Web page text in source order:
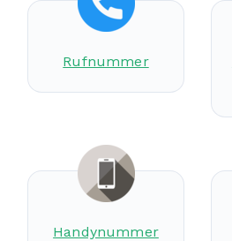
Rufnummer
Handynummer